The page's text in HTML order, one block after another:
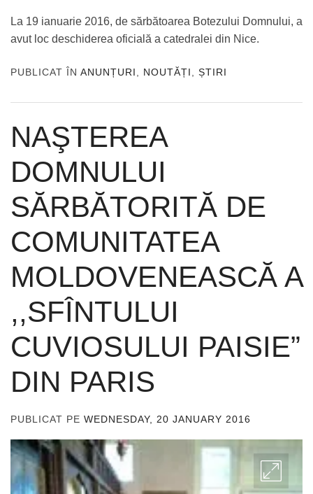
La 19 ianuarie 2016, de sărbătoarea Botezului Domnului, a
avut loc deschiderea oficială a catedralei din Nice.
PUBLICAT ÎN ANUNȚURI, NOUTĂȚI, ȘTIRI
NAŞTEREA
DOMNULUI
SĂRBĂTORITĂ DE
COMUNITATEA
MOLDOVENEASCĂ A
,,SFÎNTULUI
CUVIOSULUI PAISIE”
DIN PARIS
PUBLICAT PE WEDNESDAY, 20 JANUARY 2016